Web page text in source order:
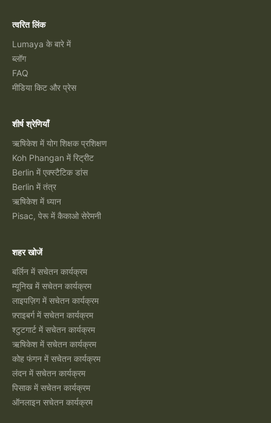
त्वरित लिंक
Lumaya के बारे में
ब्लॉग
FAQ
मीडिया किट और प्रेस
शीर्ष श्रेणियाँ
ऋषिकेश में योग शिक्षक प्रशिक्षण
Koh Phangan में रिट्रीट
Berlin में एक्स्टैटिक डांस
Berlin में तंत्र
ऋषिकेश में ध्यान
Pisac, पेरू में कैकाओ सेरेमनी
शहर खोजें
बर्लिन में सचेतन कार्यक्रम
म्यूनिख में सचेतन कार्यक्रम
लाइपज़िग में सचेतन कार्यक्रम
फ़्राइबर्ग में सचेतन कार्यक्रम
श्टुटगार्ट में सचेतन कार्यक्रम
ऋषिकेश में सचेतन कार्यक्रम
कोह फंगन में सचेतन कार्यक्रम
लंदन में सचेतन कार्यक्रम
पिसाक में सचेतन कार्यक्रम
ऑनलाइन सचेतन कार्यक्रम